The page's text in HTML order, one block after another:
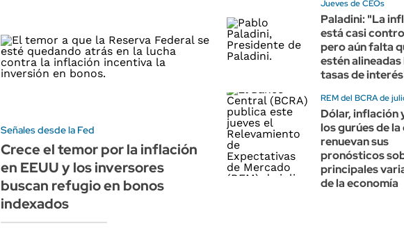
Señales desde la Fed
Crece el temor por la inflación
en EEUU y los inversores
buscan refugio en bonos
indexados
Jueves de CEOs
Paladini: "La
está casi
pero aún falta
estén alineadas
tasas de
REM del BCRA de
Dólar, inflación
los gurúes de
renuevan sus
pronósticos
principales
de la economía